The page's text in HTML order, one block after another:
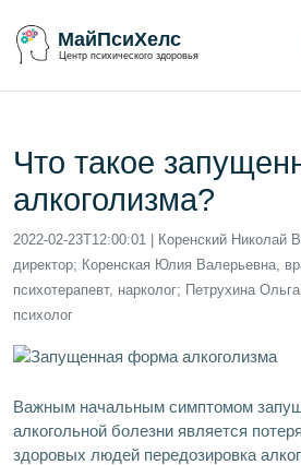
МайПсиХелс
Центр психического здоровья
Что такое
алкоголизма?
2022-02-23T12:00:01
| Коренский Николай
директор; Коренская Юлия Валерьевна,
психотерапевт, нарколог; Петрухина
психолог
Важным начальным симптомом
алкогольной болезни является
здоровых людей передозировка